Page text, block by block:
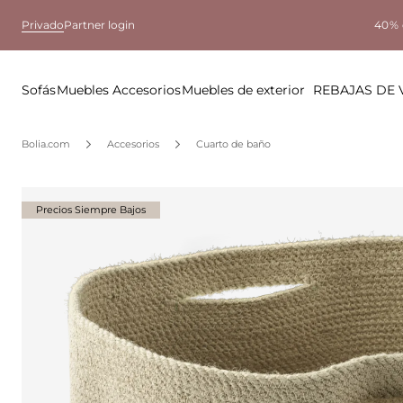
PrivadoPartner login 40%
SofásMuebles AccesoriosMuebles de exterior REBAJAS DE
Bolia.com Accesorios Cuarto de baño
Precios Siempre Bajos